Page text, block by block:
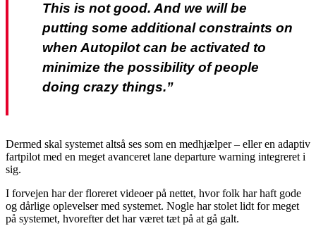
This is not good. And we will be
putting some additional constraints on
when Autopilot can be activated to
minimize the possibility of people
doing crazy things.”
Dermed skal systemet altså ses som en medhjælper – eller en adaptiv
fartpilot med en meget avanceret lane departure warning integreret i
sig.
I forvejen har der floreret videoer på nettet, hvor folk har haft gode
og dårlige oplevelser med systemet. Nogle har stolet lidt for meget
på systemet, hvorefter det har været tæt på at gå galt.